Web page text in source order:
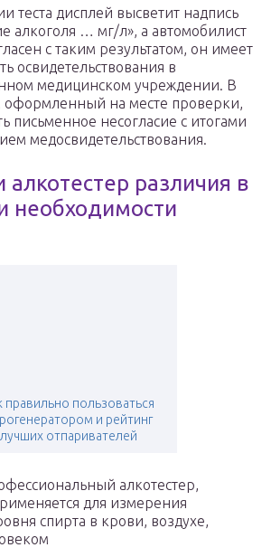
теста дисплей высветит надпись
алкоголя … мг/л», а автомобилист
с таким результатом, он имеет
освидетельствования в
медицинском учреждении. В
оформленный на месте проверки,
письменное несогласие с итогами
медосвидетельствования.
различия в
необходимости
правильно пользоваться
и рейтинг
лучших отпаривателей
алкотестер,
для измерения
спирта в крови, воздухе,